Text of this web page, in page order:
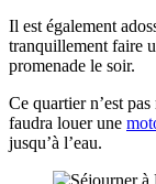
Il est également
tranquillement faire
promenade le soir.
Ce quartier n’est
faudra louer une
jusqu’à l’eau.